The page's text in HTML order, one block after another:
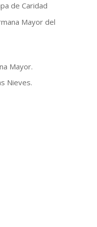
de Caridad
Mayor del
Mayor.
Nieves.